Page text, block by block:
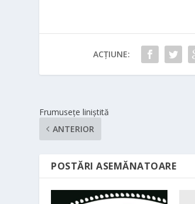
ACȚIUNE:
Frumusețe liniștită
ANTERIOR
POSTĂRI ASEMĂNATOARE